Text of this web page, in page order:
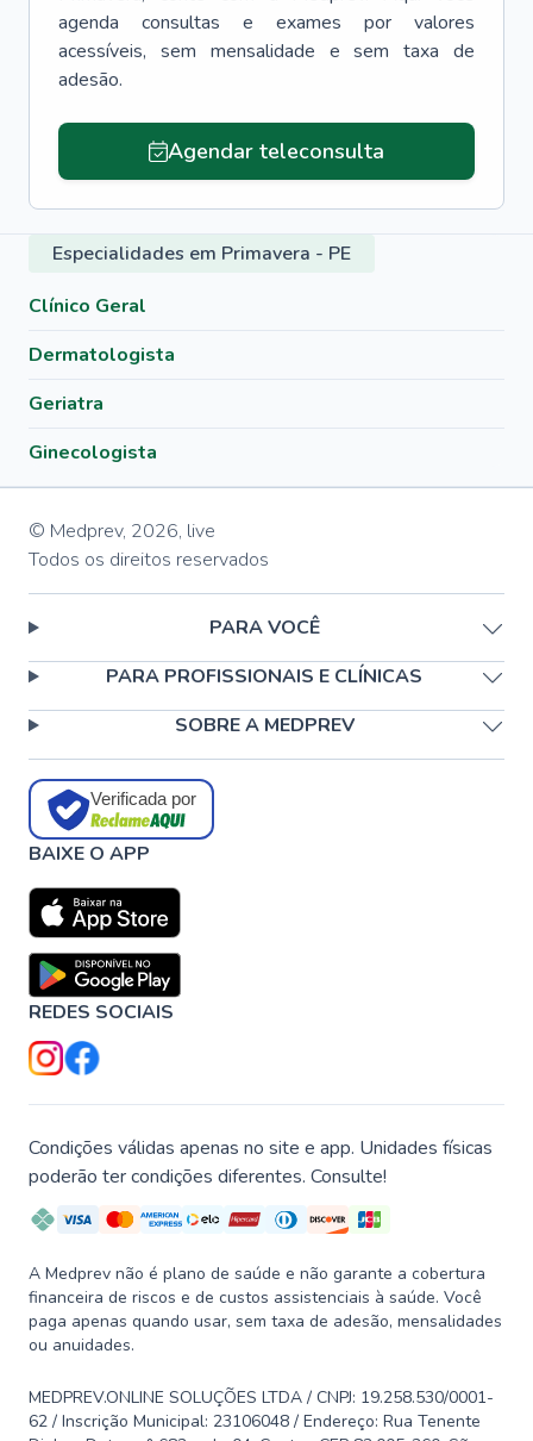
agenda consultas e exames por valores
acessíveis, sem mensalidade e sem taxa de
adesão.
Agendar teleconsulta
Especialidades em Primavera - PE
Clínico Geral
Dermatologista
Geriatra
Ginecologista
© Medprev, 2026, live
Todos os direitos reservados
PARA VOCÊ
PARA PROFISSIONAIS E CLÍNICAS
SOBRE A MEDPREV
Verificada por
BAIXE O APP
REDES SOCIAIS
Condições válidas apenas no site e app. Unidades físicas
poderão ter condições diferentes. Consulte!
A Medprev não é plano de saúde e não garante a cobertura
financeira de riscos e de custos assistenciais à saúde. Você
paga apenas quando usar, sem taxa de adesão, mensalidades
ou anuidades.
MEDPREV.ONLINE SOLUÇÕES LTDA / CNPJ: 19.258.530/0001-
62 / Inscrição Municipal: 23106048 / Endereço: Rua Tenente